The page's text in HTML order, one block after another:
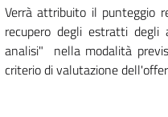
Verrà attribuito il punteggio
recupero degli estratti degli
analisi" nella modalità
criterio di valutazione